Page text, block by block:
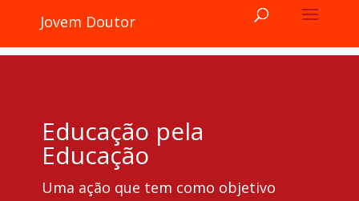
Jovem Doutor
Educação pela
Educação
Uma ação que tem como objetivo